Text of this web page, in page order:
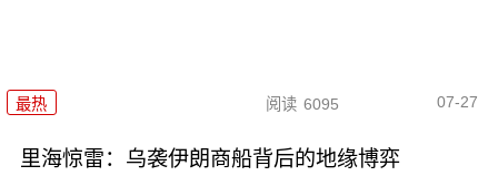
最热 阅读 6095 07-27
里海惊雷：乌袭伊朗商船背后的地缘博弈